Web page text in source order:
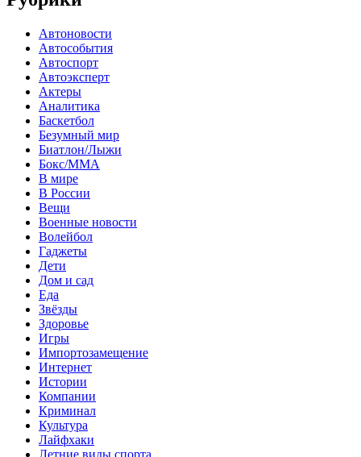
Автоновости
Автособытия
Автоспорт
Автоэксперт
Актеры
Аналитика
Баскетбол
Безумный мир
Биатлон/Лыжи
Бокс/MMA
В мире
В России
Вещи
Военные новости
Волейбол
Гаджеты
Дети
Дом и сад
Еда
Звёзды
Здоровье
Игры
Импортозамещение
Интернет
Истории
Компании
Криминал
Культура
Лайфхаки
Летние виды спорта